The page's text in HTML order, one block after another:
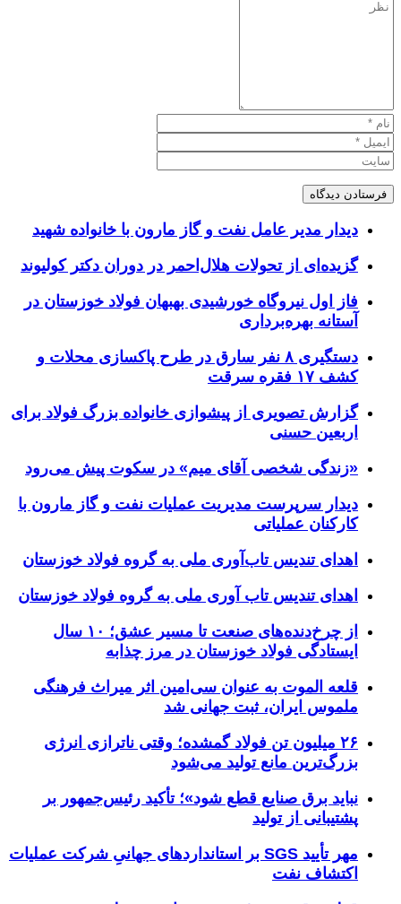
دیدار مدیر عامل نفت و گاز مارون با خانواده شهید
گزیده‌ای از تحولات هلال‌احمر در دوران دکتر کولیوند
فاز اول نیروگاه خورشیدی بهبهان فولاد خوزستان در
آستانه بهره‌برداری
دستگیری ۸ نفر سارق در طرح پاکسازی محلات و
کشف ۱۷ فقره سرقت
گزارش تصویری از پیشوازی خانواده بزرگ فولاد برای
اربعین حسنی
«زندگی شخصی آقای میم» در سکوت پیش می‌رود
دیدار سرپرست مدیریت عملیات نفت و گاز مارون با
کارکنان عملیاتی
اهدای تندیس تاب‌آوری ملی به گروه فولاد خوزستان
اهدای تندیس تاب آوری ملی به گروه فولاد خوزستان
از چرخ‌دنده‌های صنعت تا مسیر عشق؛ ۱۰ سال
ایستادگی فولاد خوزستان در مرز چذابه
قلعه الموت به عنوان سی‌امین اثر میراث‌ فرهنگی
ملموس ایران، ثبت جهانی شد
۲۶ میلیون تن فولاد گمشده؛ وقتی ناترازی انرژی
بزرگ‌ترین مانع تولید می‌شود
نباید برق صنایع قطع شود»؛ تأکید رئیس‌جمهور بر
پشتیبانی از تولید
مهر تأیید SGS بر استانداردهای جهانیِ شرکت عملیات
اکتشاف نفت